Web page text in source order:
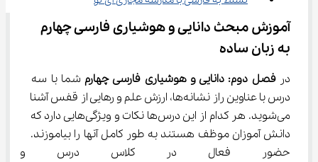
آموزش مبحث دانایی و هوشیاری فارسی چهارم
به زبان ساده
در فصل دوم: دانایی و هوشیاری فارسی چهارم شما با سه
درس با عناوین راز نشانه‌ها، ارزش علم و رهایی از قفس آشنا
می‌شوید. هر کدام از این درس‌ها نکات و ویژگی‌هایی دارد که
دانش آموزان موظف هستند به طور کامل آنها را بیاموزند.
حضور فعال در کلاس درس و